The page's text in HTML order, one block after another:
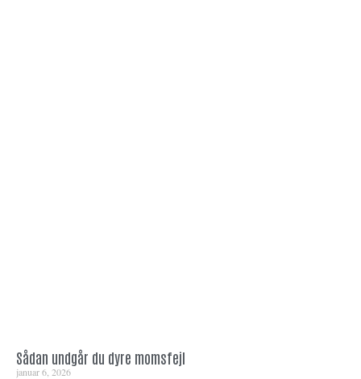
Sådan undgår du dyre momsfejl
januar 6, 2026